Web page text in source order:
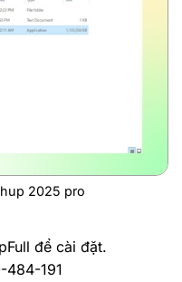
2025 pro
để cài đặt.
484-191